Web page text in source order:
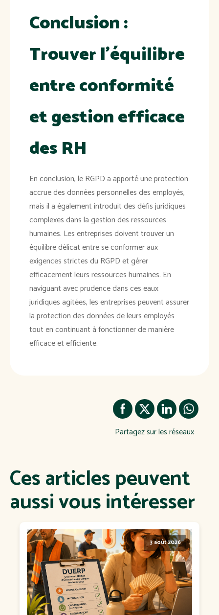
Conclusion :
Trouver l'équilibre
entre conformité
et gestion efficace
des RH
En conclusion, le RGPD a apporté une protection
accrue des données personnelles des employés,
mais il a également introduit des défis juridiques
complexes dans la gestion des ressources
humaines. Les entreprises doivent trouver un
équilibre délicat entre se conformer aux
exigences strictes du RGPD et gérer
efficacement leurs ressources humaines. En
naviguant avec prudence dans ces eaux
juridiques agitées, les entreprises peuvent assurer
la protection des données de leurs employés
tout en continuant à fonctionner de manière
efficace et efficiente.
Partagez sur les réseaux
Ces articles peuvent
aussi vous intéresser
3 août 2026